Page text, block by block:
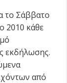
το Σάββατο
2010 κάθε
εκδήλωσης.
από